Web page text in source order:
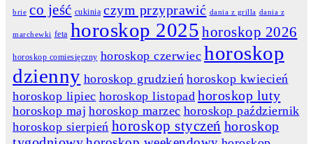
brie co jeść cukinia czym przyprawić dania z grilla dania z
marchewki feta horoskop 2025 horoskop 2026
horoskop comiesięczny horoskop czerwiec horoskop
dzienny horoskop grudzień horoskop kwiecień
horoskop lipiec horoskop listopad horoskop luty
horoskop maj horoskop marzec horoskop październik
horoskop sierpień horoskop styczeń horoskop